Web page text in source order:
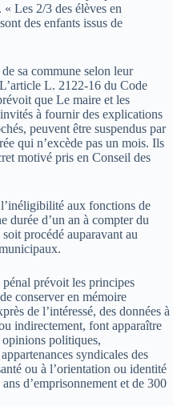
Les 2/3 des élèves en
des enfants issus de
sa commune selon leur
L. 2122-16 du Code
que Le maire et les
à fournir des explications
peuvent être suspendus par
qui n’excède pas un mois. Ils
motivé pris en Conseil des
aux fonctions de
durée d’un an à compter du
procédé auparavant au
prévoit les principes
conserver en mémoire
de l’intéressé, des données à
indirectement, font apparaître
opinions politiques,
syndicales des
ou à l’orientation ou identité
d’emprisonnement et de 300